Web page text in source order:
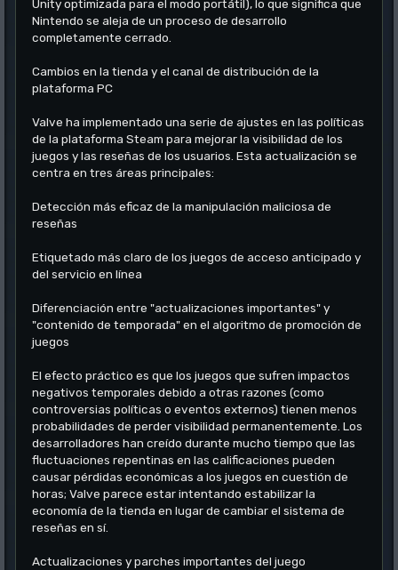
Unity optimizada para el modo portátil), lo que significa que
Nintendo se aleja de un proceso de desarrollo
completamente cerrado.
Cambios en la tienda y el canal de distribución de la
plataforma PC
Valve ha implementado una serie de ajustes en las políticas
de la plataforma Steam para mejorar la visibilidad de los
juegos y las reseñas de los usuarios. Esta actualización se
centra en tres áreas principales:
Detección más eficaz de la manipulación maliciosa de
reseñas
Etiquetado más claro de los juegos de acceso anticipado y
del servicio en línea
Diferenciación entre "actualizaciones importantes" y
"contenido de temporada" en el algoritmo de promoción de
juegos
El efecto práctico es que los juegos que sufren impactos
negativos temporales debido a otras razones (como
controversias políticas o eventos externos) tienen menos
probabilidades de perder visibilidad permanentemente. Los
desarrolladores han creído durante mucho tiempo que las
fluctuaciones repentinas en las calificaciones pueden
causar pérdidas económicas a los juegos en cuestión de
horas; Valve parece estar intentando estabilizar la
economía de la tienda en lugar de cambiar el sistema de
reseñas en sí.
Actualizaciones y parches importantes del juego